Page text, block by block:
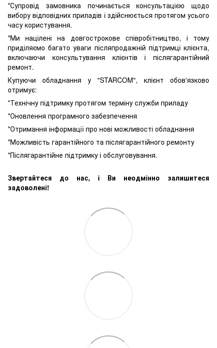
*Супровід замовника починається консультацією щодо
вибору відповідних приладів і здійснюється протягом усього
часу користування.
*Ми націлені на довгострокове співробітництво, і тому
приділяємо багато уваги післяпродажній підтримці клієнта,
включаючи консультування клієнтів і післягарантійний
ремонт.
Купуючи обладнання у "STARCOM", клієнт обов'язково
отримує:
*Технічну підтримку протягом терміну служби приладу
*Оновлення програмного забезпечення
*Отримання інформації про нові можливості обладнання
*Можливість гарантійного та післягарантійного ремонту
*Післягарантійне підтримку і обслуговування.
Звертайтеся до нас, і Ви неодмінно залишитеся
задоволені!